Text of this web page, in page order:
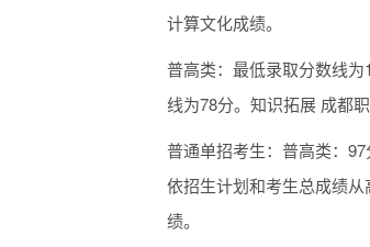
计算文化成绩。
普高类：最低录取分数线
线为78分。知识拓展 成都
普通单招考生：普高类：
依招生计划和考生总成绩
绩。